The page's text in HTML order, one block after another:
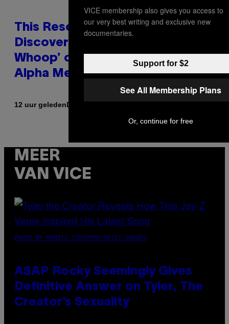
This Researcher Accidentally
Discovered the New ‘Millennial
Whoop’ of Pop Music: The Gen
Alpha Melody
12 uur geledenDoor
MEER
VAN VICE
PHOTO BY MONICA SCHIPPER/GETTY IMAGES
ASAP Rocky Seemingly Gives
Definitive Answer on Tyler, The
Creator’s Sexuality
VICE membership also gives you access to
our very best writing and exclusive new
documentaries.
Support for $2
See All Membership Plans
Or, continue for free